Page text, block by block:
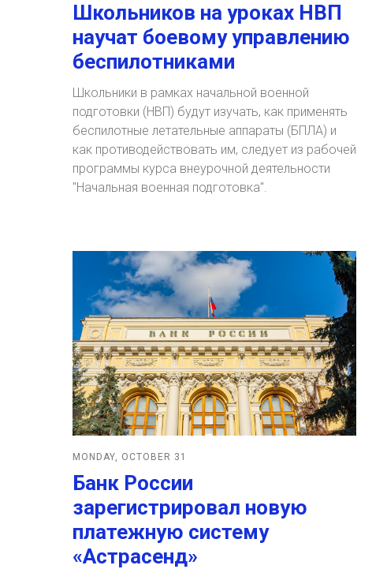
Школьников на уроках НВП
научат боевому управлению
беспилотниками
Школьники в рамках начальной военной
подготовки (НВП) будут изучать, как применять
беспилотные летательные аппараты (БПЛА) и
как противодействовать им, следует из рабочей
программы курса внеурочной деятельности
"Начальная военная подготовка".
MONDAY, OCTOBER 31
Банк России
зарегистрировал новую
платежную систему
«Астрасенд»